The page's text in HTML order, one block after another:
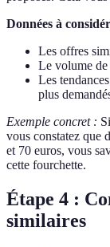
Données à
Les offres
Le volume de
Les
plus
Exemple concret :
vous constatez que
et 70 euros, vous
cette fourchette.
Étape 4 :
similaires